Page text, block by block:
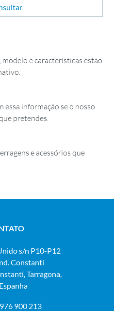
e características estão
essa informação se o nosso
pretendes.
e acessórios que
s/n P10-P12
Constantí
Tarragona,
Espanha
900 213